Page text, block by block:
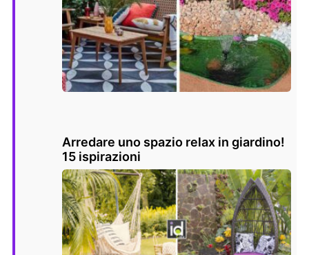
Arredare uno spazio relax in giardino!
15 ispirazioni